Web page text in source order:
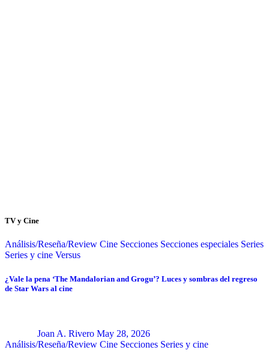
TV y Cine
Análisis/Reseña/Review Cine Secciones Secciones especiales Series
Series y cine Versus
¿Vale la pena ‘The Mandalorian and Grogu’? Luces y sombras del regreso
de Star Wars al cine
Joan A. Rivero May 28, 2026
Análisis/Reseña/Review Cine Secciones Series y cine